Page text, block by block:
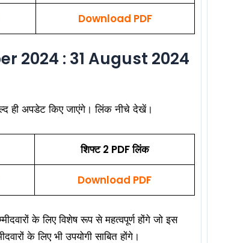
Download PDF
2024 : 31 August 2024
ही अपडेट किए जाएंगे। लिंक नीचे देखें।
शिफ्ट 2 PDF लिंक
Download PDF
के लिए विशेष रूप से महत्वपूर्ण होंगे जो इस
के लिए भी उपयोगी साबित होंगे।